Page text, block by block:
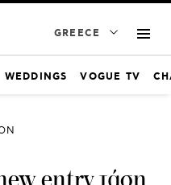
GREECE
WEDDINGS VOGUE TV
entry τάση